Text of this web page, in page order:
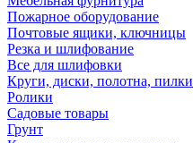
Пожарное оборудование
Почтовые ящики, ключницы
Резка и шлифование
Все для шлифовки
Круги, диски, полотна, пилки
Ролики
Садовые товары
Грунт